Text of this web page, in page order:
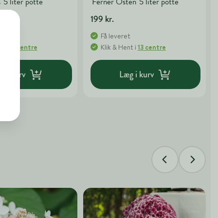
13 centre
i kurv
199 kr.
Få leveret
Klik & Hent i 13 centre
Læg i kurv